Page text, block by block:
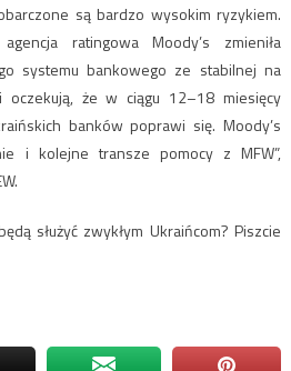
są bardzo wysokim ryzykiem.
ratingowa Moody’s zmieniła
systemu bankowego ze stabilnej na
oczekują, że w ciągu 12–18 miesięcy
banków poprawi się. Moody’s
i kolejne transze pomocy z MFW”,
służyć zwykłym Ukraińcom? Piszcie